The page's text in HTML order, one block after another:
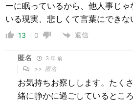
ーに眠っているから、他人事じ
いる現実、悲しくて言葉にできな
13 0 返信
匿名 3 年 前
>> 匿名
お気持ちお察しします。たく
緒に静かに過ごしているとこ